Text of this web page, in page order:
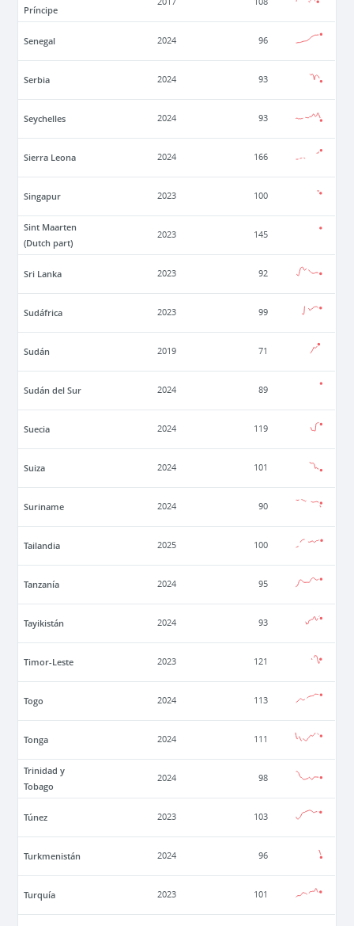
Príncipe
Senegal 2024 96
Serbia 2024 93
Seychelles 2024 93
Sierra Leona 2024 166
Singapur 2023 100
Sint Maarten
(Dutch part)
2023 145
Sri Lanka 2023 92
Sudáfrica 2023 99
Sudán 2019 71
Sudán del Sur 2024 89
Suecia 2024 119
Suiza 2024 101
Suriname 2024 90
Tailandia 2025 100
Tanzanía 2024 95
Tayikistán 2024 93
Timor-Leste 2023 121
Togo 2024 113
Tonga 2024 111
Trinidad y
Tobago
2024 98
Túnez 2023 103
Turkmenistán 2024 96
Turquía 2023 101